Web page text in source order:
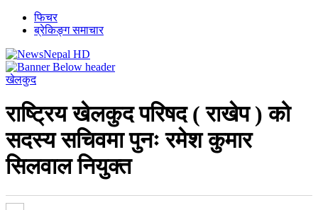
फिचर
ब्रेकिङ्ग समाचार
खेलकुद
राष्ट्रिय खेलकुद परिषद ( राखेप ) को
सदस्य सचिवमा पुनः रमेश कुमार
सिलवाल नियुक्त